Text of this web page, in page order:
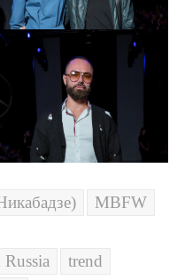
MBFW
trend